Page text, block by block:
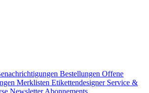
Bestellungen Offene
Merklisten Etikettendesigner Service &
NewsletterAbonnements